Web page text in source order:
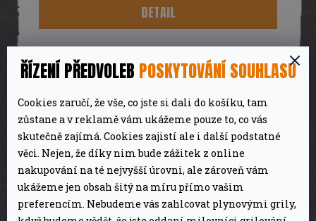
ŘÍZENÍ PŘEDVOLEB POSKYTOVÁNÍ SOUHLASU
Cookies zaručí, že vše, co jste si dali do košíku, tam
zůstane a v reklamě vám ukážeme pouze to, co vás
skutečně zajímá. Cookies zajistí ale i další podstatné
věci. Nejen, že díky nim bude zážitek z online
nakupování na té nejvyšší úrovni, ale zároveň vám
ukážeme jen obsah šitý na míru přímo vašim
preferencím. Nebudeme vás zahlcovat plynovými grily,
A
DETAIL